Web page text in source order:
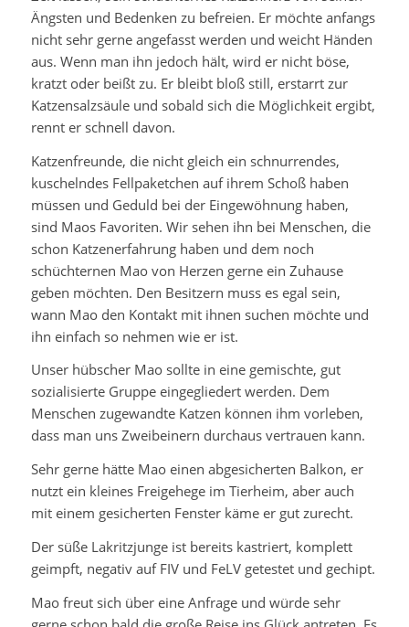
Ängsten und Bedenken zu befreien. Er möchte anfangs
nicht sehr gerne angefasst werden und weicht Händen
aus. Wenn man ihn jedoch hält, wird er nicht böse,
kratzt oder beißt zu. Er bleibt bloß still, erstarrt zur
Katzensalzsäule und sobald sich die Möglichkeit ergibt,
rennt er schnell davon.
Katzenfreunde, die nicht gleich ein schnurrendes,
kuschelndes Fellpaketchen auf ihrem Schoß haben
müssen und Geduld bei der Eingewöhnung haben,
sind Maos Favoriten. Wir sehen ihn bei Menschen, die
schon Katzenerfahrung haben und dem noch
schüchternen Mao von Herzen gerne ein Zuhause
geben möchten. Den Besitzern muss es egal sein,
wann Mao den Kontakt mit ihnen suchen möchte und
ihn einfach so nehmen wie er ist.
Unser hübscher Mao sollte in eine gemischte, gut
sozialisierte Gruppe eingegliedert werden. Dem
Menschen zugewandte Katzen können ihm vorleben,
dass man uns Zweibeinern durchaus vertrauen kann.
Sehr gerne hätte Mao einen abgesicherten Balkon, er
nutzt ein kleines Freigehege im Tierheim, aber auch
mit einem gesicherten Fenster käme er gut zurecht.
Der süße Lakritzjunge ist bereits kastriert, komplett
geimpft, negativ auf FIV und FeLV getestet und gechipt.
Mao freut sich über eine Anfrage und würde sehr